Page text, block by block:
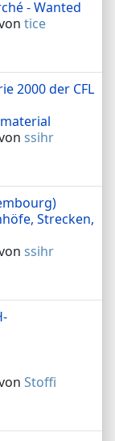
- Wanted
tice
2000 der CFL
ssihr
Strecken,
ssihr
Stoffi